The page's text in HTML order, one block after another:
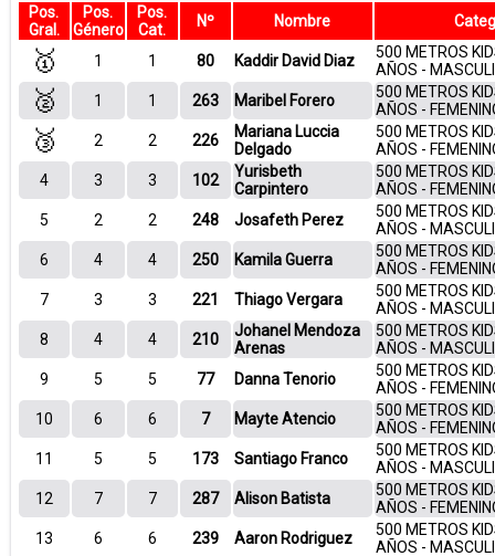
Pos.
Gral.
Pos.
Género
Pos.
Cat.
Nº Nombre
🥇 1 1 80 Kaddir David Diaz
500 METROS
AÑOS -
🥈 1 1 263 Maribel Forero
500 METROS
AÑOS -
🥉 2 2 226
Mariana Luccia
Delgado
500 METROS
AÑOS -
4
3 3 102
Yurisbeth
Carpintero
500 METROS
AÑOS -
5
2 2 248 Josafeth Perez
500 METROS
AÑOS -
6
4 4 250 Kamila Guerra
500 METROS
AÑOS -
7
3 3 221 Thiago Vergara
500 METROS
AÑOS -
8
4 4 210
Johanel Mendoza
Arenas
500 METROS
AÑOS -
9
5 5 77 Danna Tenorio
500 METROS
AÑOS -
10
6 6 7 Mayte Atencio
500 METROS
AÑOS -
11
5 5 173 Santiago Franco
500 METROS
AÑOS -
12
7 7 287 Alison Batista
500 METROS
AÑOS -
13
6 6 239 Aaron Rodriguez
500 METROS
AÑOS -